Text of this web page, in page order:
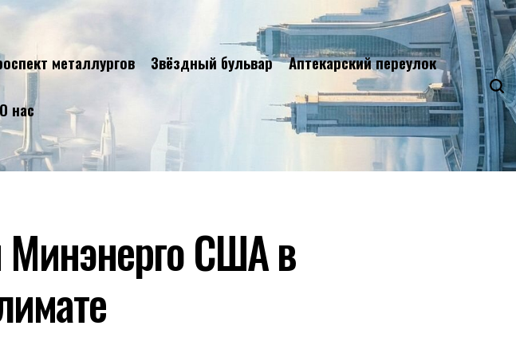
металлургов Звёздный бульвар Аптекарский переулок
О нас
Минэнерго США в